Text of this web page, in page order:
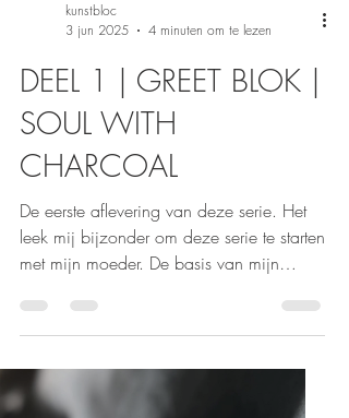
kunstbloc
3 jun 2025
4 minuten om te lezen
DEEL 1 | GREET BLOK |
SOUL WITH
CHARCOAL
De eerste aflevering van deze serie. Het
leek mij bijzonder om deze serie te starten
met mijn moeder. De basis van mijn